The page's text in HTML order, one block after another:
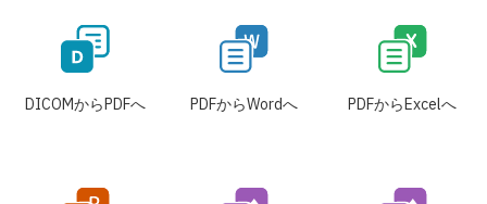
DICOMからPDFへ PDFからWordへ PDFからExcelへ